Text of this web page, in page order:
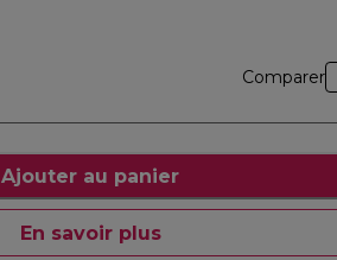
Comparer
Ajouter au panier
En savoir plus